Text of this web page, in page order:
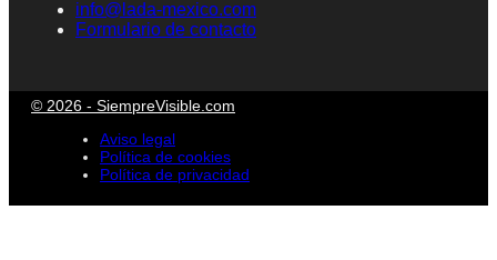
info@lada-mexico.com
Formulario de contacto
© 2026 - SiempreVisible.com
Aviso legal
Política de cookies
Política de privacidad